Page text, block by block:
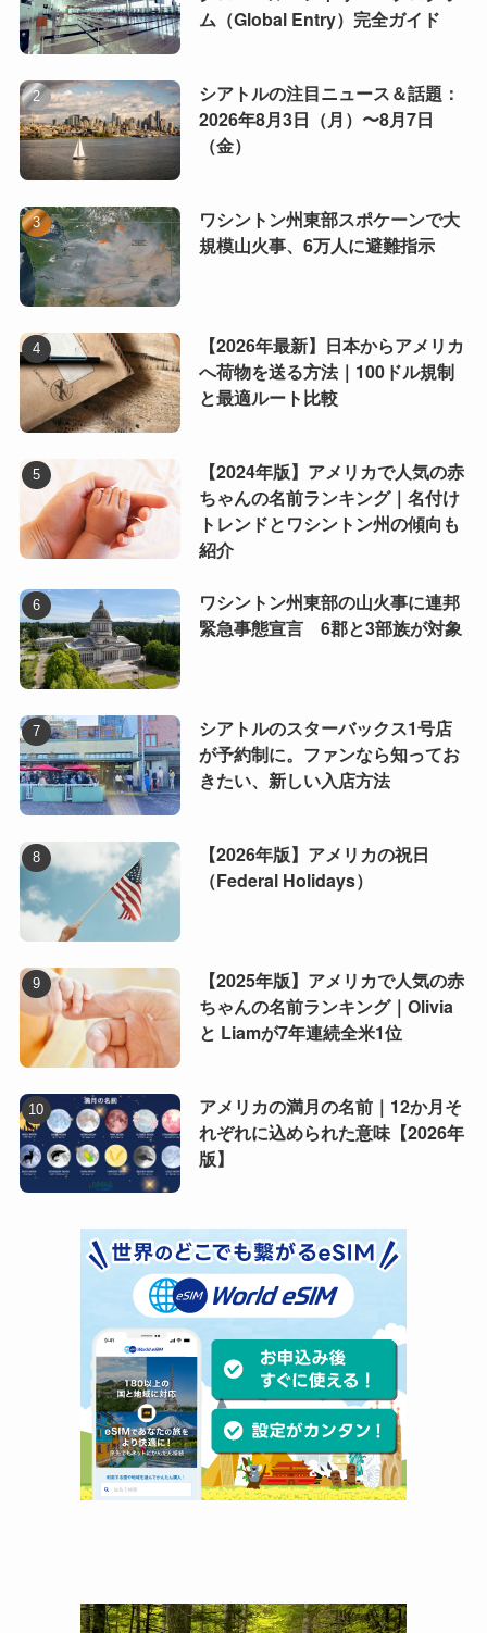
ム（Global Entry）完全ガイド
シアトルの注目ニュース＆話題：
2026年8月3日（月）〜8月7日
（金）
ワシントン州東部スポケーンで大
規模山火事、6万人に避難指示
【2026年最新】日本からアメリカ
へ荷物を送る方法｜100ドル規制
と最適ルート比較
【2024年版】アメリカで人気の赤
ちゃんの名前ランキング｜名付け
トレンドとワシントン州の傾向も
紹介
ワシントン州東部の山火事に連邦
緊急事態宣言 6郡と3部族が対象
シアトルのスターバックス1号店
が予約制に。ファンなら知ってお
きたい、新しい入店方法
【2026年版】アメリカの祝日
（Federal Holidays）
【2025年版】アメリカで人気の赤
ちゃんの名前ランキング｜Olivia
と Liamが7年連続全米1位
アメリカの満月の名前｜12か月そ
れぞれに込められた意味【2026年
版】